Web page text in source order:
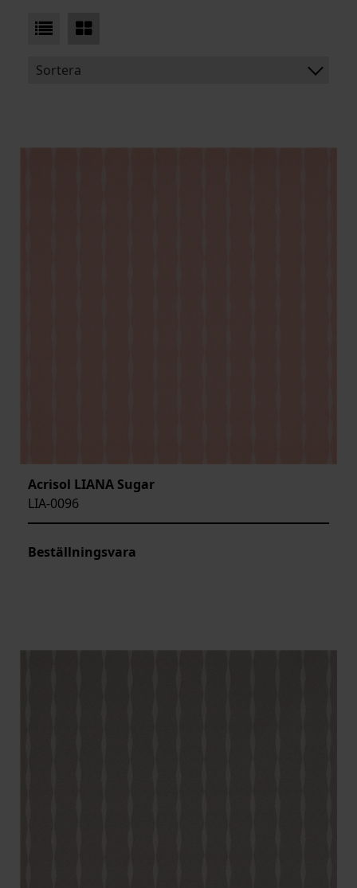
Sortera
Acrisol LIANA Sugar
LIA-0096
Beställningsvara